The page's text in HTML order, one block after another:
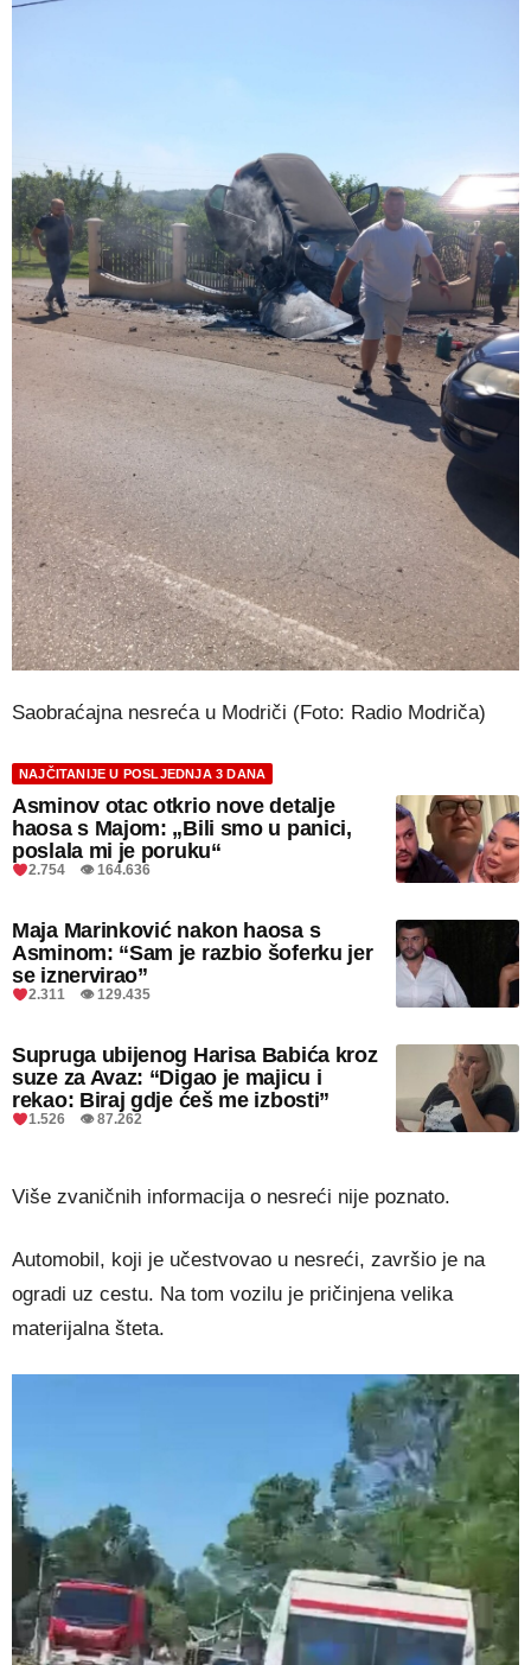
Saobraćajna nesreća u Modriči (Foto: Radio Modriča)
NAJČITANIJE U POSLJEDNJA 3 DANA
Asminov otac otkrio nove detalje
haosa s Majom: „Bili smo u panici,
poslala mi je poruku“
2.754 👁 164.636
Maja Marinković nakon haosa s
Asminom: “Sam je razbio šoferku jer
se iznervirao”
2.311 👁 129.435
Supruga ubijenog Harisa Babića kroz
suze za Avaz: “Digao je majicu i
rekao: Biraj gdje ćeš me izbosti”
1.526 👁 87.262
Više zvaničnih informacija o nesreći nije poznato.
Automobil, koji je učestvovao u nesreći, završio je na
ogradi uz cestu. Na tom vozilu je pričinjena velika
materijalna šteta.